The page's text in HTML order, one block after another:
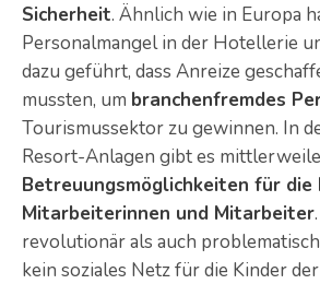
Sicherheit. Ähnlich wie in Europa
Personalmangel in der Hotellerie
dazu geführt, dass Anreize
mussten, um branchenfremdes
Tourismussektor zu gewinnen. In
Resort-Anlagen gibt es mittlerweile
Betreuungsmöglichkeiten für die
Mitarbeiterinnen und Mitarbeiter
revolutionär als auch
kein soziales Netz für die Kinder